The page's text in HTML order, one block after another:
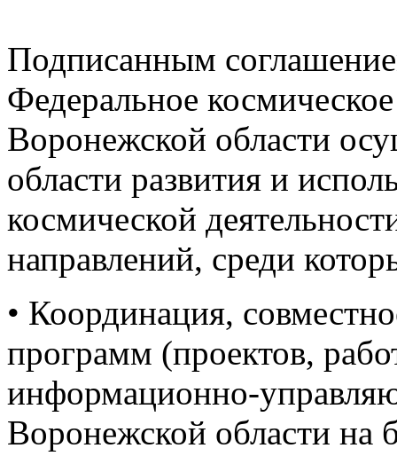
Подписанным
Федеральное
Воронежской области
области развития и
космической
направлений, среди
• Координация,
программ (проектов,
информационно-
Воронежской области на